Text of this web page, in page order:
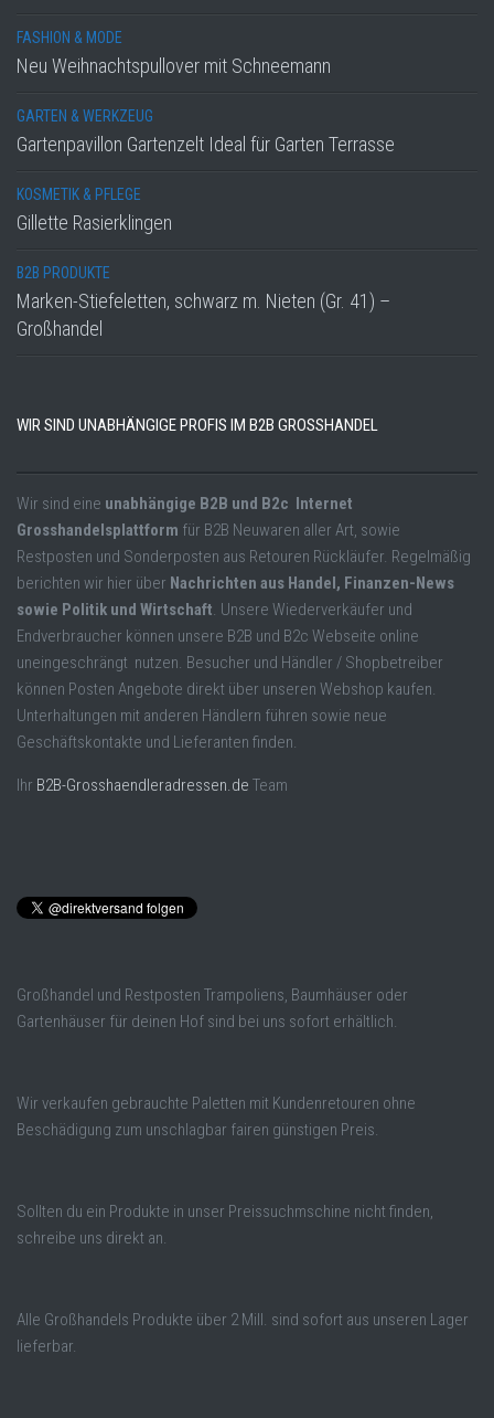
FASHION & MODE
Neu Weihnachtspullover mit Schneemann
GARTEN & WERKZEUG
Gartenpavillon Gartenzelt Ideal für Garten Terrasse
KOSMETIK & PFLEGE
Gillette Rasierklingen
B2B PRODUKTE
Marken-Stiefeletten, schwarz m. Nieten (Gr. 41) –
Großhandel
WIR SIND UNABHÄNGIGE PROFIS IM B2B GROSSHANDEL
Wir sind eine unabhängige B2B und B2c Internet
Grosshandelsplattform für B2B Neuwaren aller Art, sowie
Restposten und Sonderposten aus Retouren Rückläufer. Regelmäßig
berichten wir hier über Nachrichten aus Handel, Finanzen-News
sowie Politik und Wirtschaft . Unsere Wiederverkäufer und
Endverbraucher können unsere B2B und B2c Webseite online
uneingeschrängt nutzen. Besucher und Händler / Shopbetreiber
können Posten Angebote direkt über unseren Webshop kaufen.
Unterhaltungen mit anderen Händlern führen sowie neue
Geschäftskontakte und Lieferanten finden.
Ihr B2B-Grosshaendleradressen.de Team
Großhandel und Restposten Trampoliens, Baumhäuser oder
Gartenhäuser für deinen Hof sind bei uns sofort erhältlich.
Wir verkaufen gebrauchte Paletten mit Kundenretouren ohne
Beschädigung zum unschlagbar fairen günstigen Preis.
Sollten du ein Produkte in unser Preissuchmschine nicht finden,
schreibe uns direkt an.
Alle Großhandels Produkte über 2 Mill. sind sofort aus unseren Lager
lieferbar.